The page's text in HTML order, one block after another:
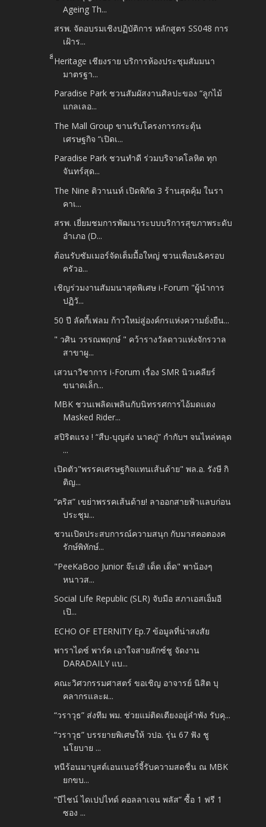
Ageing Th...
สรพ. จัดอบรมเชิงปฏิบัติการ หลักสูตร SS048 การ
เฝ้าร...
็็Heritage เชียงราย บริการห้องประชุมสัมมนา
มาตรฐา...
Paradise Park ชวนสัมผัสงานศิลปะของ “ลูกไม้
แกลเลอ...
The Mall Group ขานรับโครงการกระตุ้น
เศรษฐกิจ “เปิดเ...
Paradise Park ชวนทำดี ร่วมบริจาคโลหิต ทุก
จันทร์สุด...
The Nine ติวานนท์ เปิดพิกัด 3 ร้านสุดคุ้ม ในรา
คาเ...
สรพ. เยี่ยมชมการพัฒนาระบบบริการสุขภาพระดับ
อำเภอ (D...
ต้อนรับซัมเมอร์จัดเต็มมื้อใหญ่ ชวนเพื่อน&ครอบ
ครัวอ...
เชิญร่วมงานสัมมนาสุดพิเศษ i-Forum "ผู้นําการ
ปฏิวั...
50 ปี ลัคกี้เฟลม ก้าวใหม่สู่องค์กรแห่งความยั่งยืน...
" วศิน วรรณพฤกษ์ " คว้ารางวัลดาวแห่งจักรวาล
สาขาผู...
เสวนาวิชาการ i-Forum เรื่อง SMR นิวเคลียร์
ขนาดเล็ก...
MBK ชวนเพลิดเพลินกับนิทรรศการไอ้มดแดง
Masked Rider...
สปิริตแรง ! “สืบ-บุญส่ง นาคภู่” กำกับฯ จนไหล่หลุด
...
เปิดตัว"พรรคเศรษฐกิจแทนเส้นด้าย" พล.อ. รังษี กิ
ติญ...
“คริส” เขย่าพรรคเส้นด้าย! ลาออกสายฟ้าแลบก่อน
ประชุม...
ชวนเปิดประสบการณ์ความสนุก กับมาสคอตองค
รักษ์พิทักษ์...
"PeeKaBoo Junior จ๊ะเอ๋! เด็ด เด็ด" พาน้องๆ
หนาวส...
Social Life Republic (SLR) จับมือ สภาเอสเอ็มอี
เปิ...
ECHO OF ETERNITY Ep.7 ข้อมูลที่น่าสงสัย
พาราไดซ์ พาร์ค เอาใจสายลักซ์ชู จัดงาน
DARADAILY แบ...
คณะวิศวกรรมศาสตร์ ขอเชิญ อาจารย์ นิสิต บุ
คลากรและผ...
“วราวุธ” ส่งทีม พม. ช่วยแม่ติดเตียงอยู่ลำพัง รับคุ...
“วราวุธ” บรรยายพิเศษให้ วปอ. รุ่น 67 ฟัง ชู
นโยบาย ...
หนีร้อนมาบูสต์เอนเนอร์จี้รับความสดชื่น ณ MBK
ยกขบ...
“บีไชน์ ไดเปปไทด์ คอลลาเจน พลัส” ซื้อ 1 ฟรี 1
ซอง ...